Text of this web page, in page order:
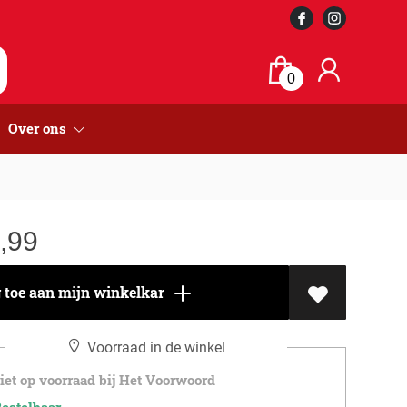
0
Over ons
toe aan mijn winkelkar
Voorraad in de winkel
op voorraad bij Het Voorwoord